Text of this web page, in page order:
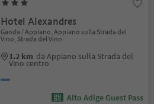
Hotel Alexandres
Ganda / Appiano, Appiano sulla Strada del
Vino, Strada del Vino
1.2 km da Appiano sulla Strada del
Vino centro
Alto Adige Guest Pass